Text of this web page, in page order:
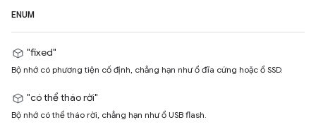
ENUM
"fixed"
Bộ nhớ có phương tiện cố định, chẳng hạn như ổ đĩa cứng hoặc ổ SSD.
"có thể tháo rời"
Bộ nhớ có thể tháo rời, chẳng hạn như ổ USB flash.